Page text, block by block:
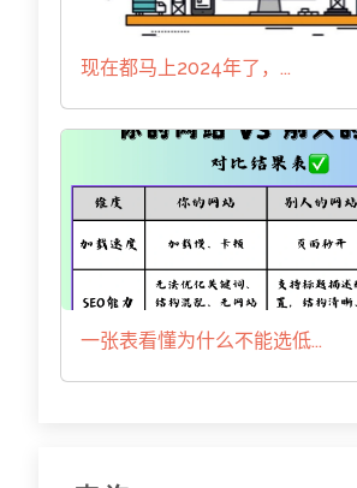
现在都马上2024年了，...
一张表看懂为什么不能选低...